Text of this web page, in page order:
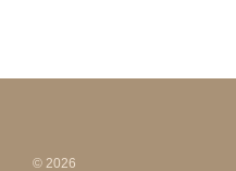
© 2026